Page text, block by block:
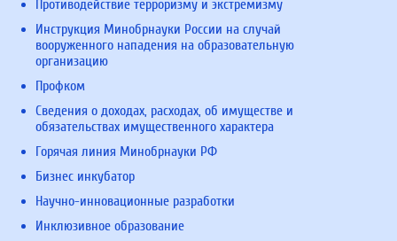
Противодействие терроризму и экстремизму
Инструкция Минобрнауки России на случай
вооруженного нападения на образовательную
организацию
Профком
Сведения о доходах, расходах, об имуществе и
обязательствах имущественного характера
Горячая линия Минобрнауки РФ
Бизнес инкубатор
Научно-инновационные разработки
Инклюзивное образование